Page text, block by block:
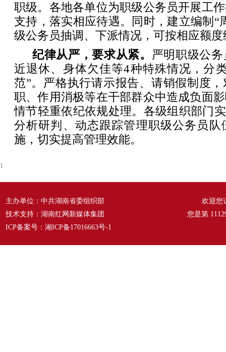
职级。各地各单位为职级公务员开展工
支持，落实相应待遇。同时，建立编制“
级公务员抽调、下派情况，可按相应额
纪律从严，要求从紧。 严明职级公
近退休、身体欠佳等4种特殊情况，分
范”。严格执行请示报告、请销假制度
职、作用消极等在干部群众中造成负面
情节轻重依纪依规处理。各级组织部门
分析研判、动态跟踪管理职级公务员队
施，切实提高管理效能。
1
主办单位：中共湖南省委组织部
技术支持：湖南红网新媒体集团
ICP备案号： 湘ICP备17016663号-1
欢迎您
您是第